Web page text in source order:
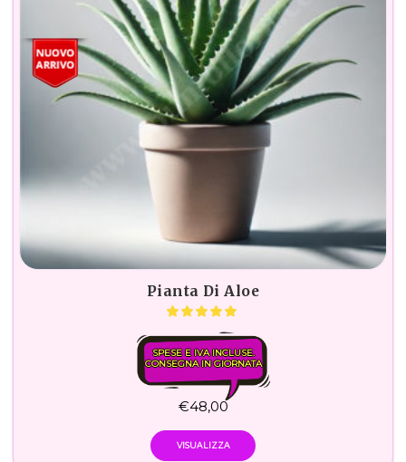
Pianta Di Aloe
SPESE E IVA INCLUSE.
CONSEGNA IN GIORNATA
€48,00
VISUALIZZA